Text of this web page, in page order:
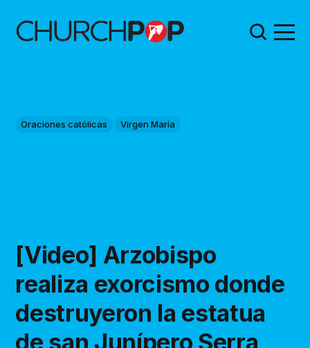
Oraciones católicas Virgen María
[Video] Arzobispo
realiza exorcismo donde
destruyeron la estatua
de san Junípero Serra